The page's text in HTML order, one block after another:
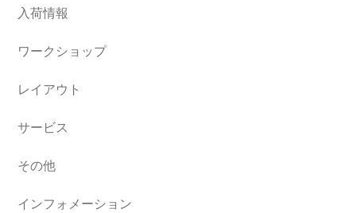
入荷情報
ワークショップ
レイアウト
サービス
その他
インフォメーション